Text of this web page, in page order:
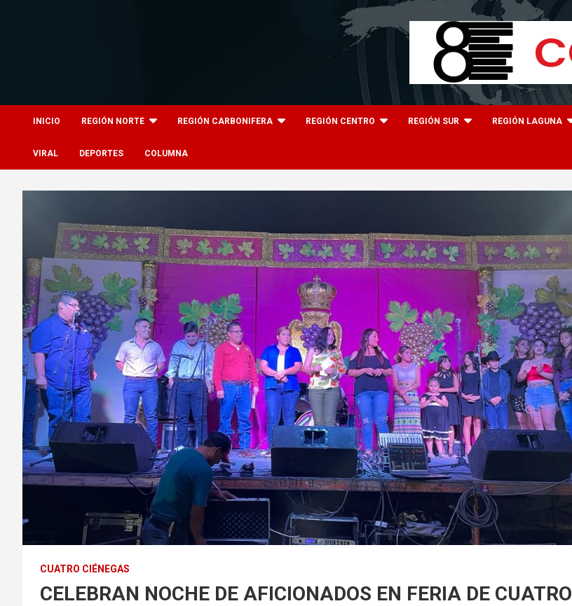
INICIO REGIÓN NORTE REGIÓN CARBONIFERA REGIÓN CENTRO REGIÓN SUR REGIÓN LAGUNA
VIRAL DEPORTES COLUMNA
CUATRO CIÉNEGAS
CELEBRAN NOCHE DE AFICIONADOS EN FERIA DE CUATRO